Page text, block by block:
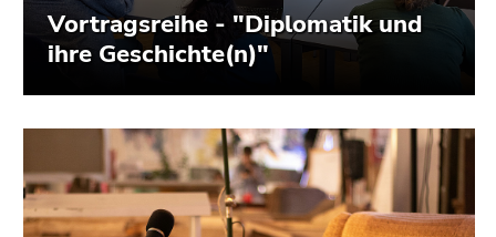
Vortragsreihe - "Diplomatik und
ihre Geschichte(n)"